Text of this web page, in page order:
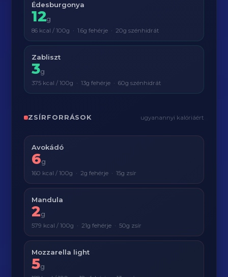
Édesburgonya
12g
86 kcal / 100g · 1.6g fehérje · 20g szénhidrát
Zabliszt
3g
375 kcal / 100g · 13g fehérje · 60g szénhidrát
ZSÍRFORRÁSOK ugyanannyi kalóriáért
Avokádó
6g
160 kcal / 100g · 2g fehérje · 15g zsír
Mandula
2g
579 kcal / 100g · 21g fehérje · 50g zsír
Mozzarella light
5g